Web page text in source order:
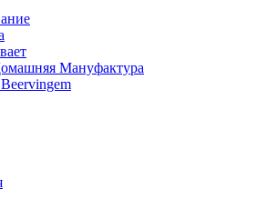
Мануфактура